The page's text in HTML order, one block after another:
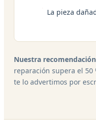
La pieza
Nuestra
reparación supera el
te lo advertimos por